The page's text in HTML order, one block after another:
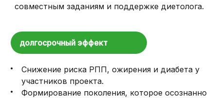
совместным заданиям и поддержке диетолога.
долгосрочный эффект
Снижение риска РПП, ожирения и диабета у
участников проекта.
Формирование поколения, которое осознанно